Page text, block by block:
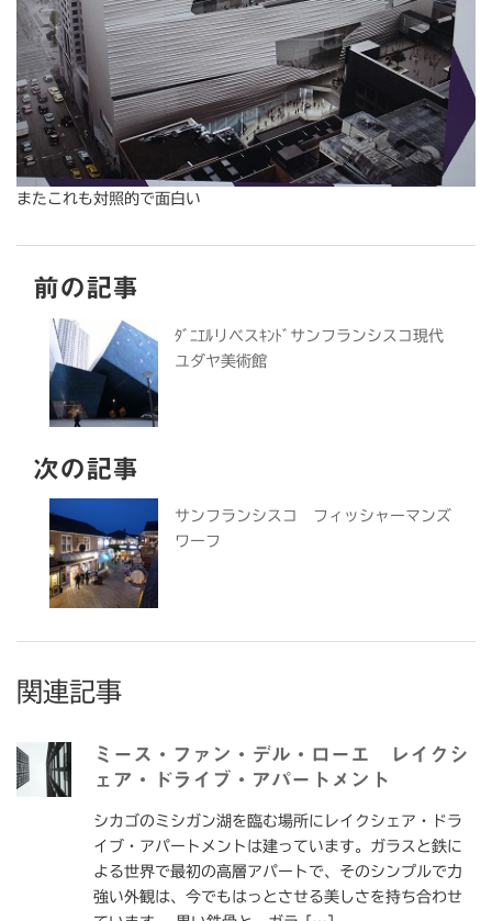
またこれも対照的で面白い
前の記事
ﾀﾞﾆｴﾙリべスｷﾝﾄﾞサンフランシスコ現代
ユダヤ美術館
次の記事
サンフランシスコ フィッシャーマンズ
ワーフ
関連記事
ミース・ファン・デル・ローエ レイクシ
ェア・ドライブ・アパートメント
シカゴのミシガン湖を臨む場所にレイクシェア・ドラ
イブ・アパートメントは建っています。ガラスと鉄に
よる世界で最初の高層アパートで、そのシンプルで力
強い外観は、今でもはっとさせる美しさを持ち合わせ